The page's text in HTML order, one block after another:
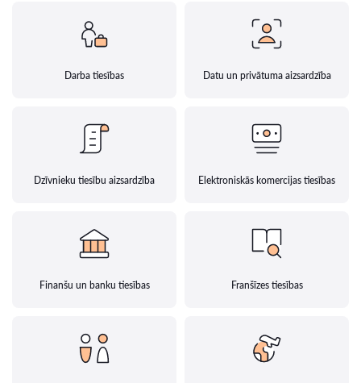
Darba tiesības Datu un privātuma aizsardzība
Dzīvnieku tiesību aizsardzība Elektroniskās komercijas tiesības
Finanšu un banku tiesības Franšīzes tiesības